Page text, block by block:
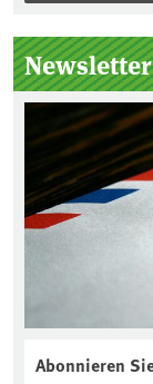
Newsletter
Abonnieren